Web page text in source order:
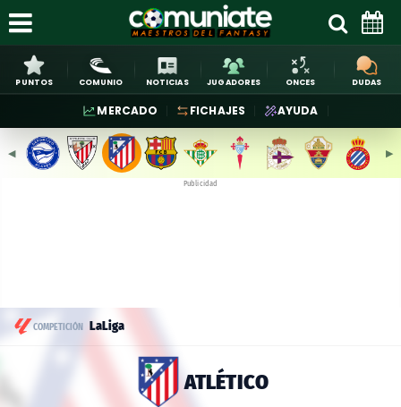
PUNTOS COMUNIO NOTICIAS JUGADORES ONCES DUDAS
MERCADO FICHAJES AYUDA
◀︎ ▶︎
Publicidad
COMPETICIÓN LaLiga
ATLÉTICO